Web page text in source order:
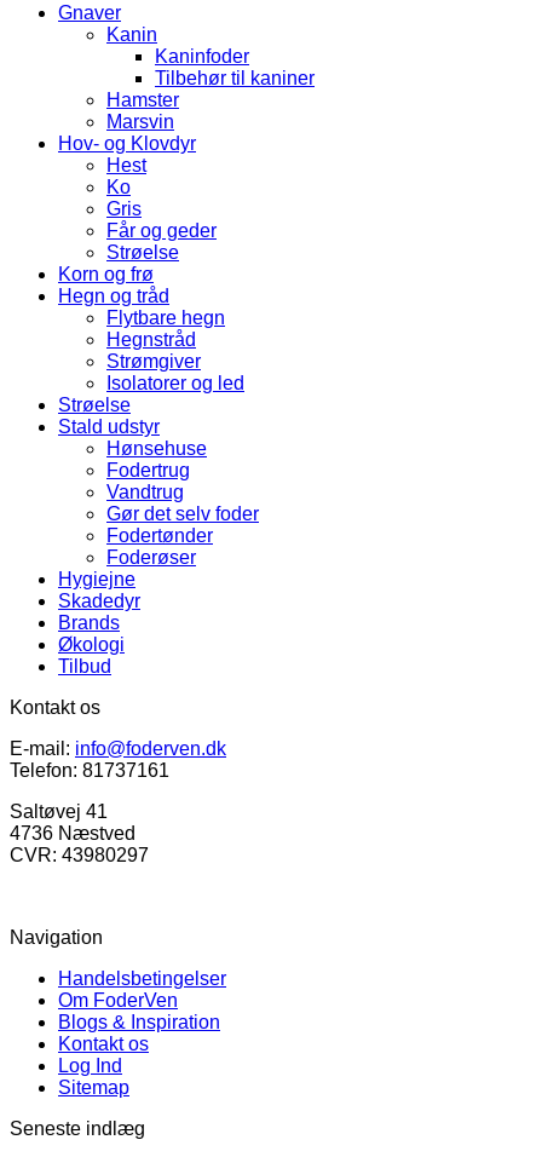
Gnaver
Kanin
Kaninfoder
Tilbehør til kaniner
Hamster
Marsvin
Hov- og Klovdyr
Hest
Ko
Gris
Får og geder
Strøelse
Korn og frø
Hegn og tråd
Flytbare hegn
Hegnstråd
Strømgiver
Isolatorer og led
Strøelse
Stald udstyr
Hønsehuse
Fodertrug
Vandtrug
Gør det selv foder
Fodertønder
Foderøser
Hygiejne
Skadedyr
Brands
Økologi
Tilbud
Kontakt os
E-mail: info@foderven.dk
Telefon: 81737161
Saltøvej 41
4736 Næstved
CVR: 43980297
Navigation
Handelsbetingelser
Om FoderVen
Blogs & Inspiration
Kontakt os
Log Ind
Sitemap
Seneste indlæg